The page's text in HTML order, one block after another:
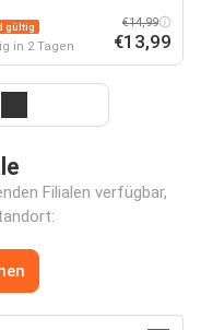
gültig
in 2 Tagen
€14,99
€13,99
Filialen verfügbar,